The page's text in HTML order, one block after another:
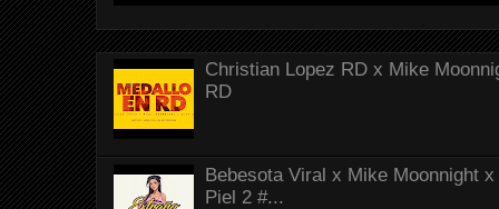
Christian Lopez RD x Mike
RD
Bebesota Viral x Mike Moonnight
Piel 2 #...